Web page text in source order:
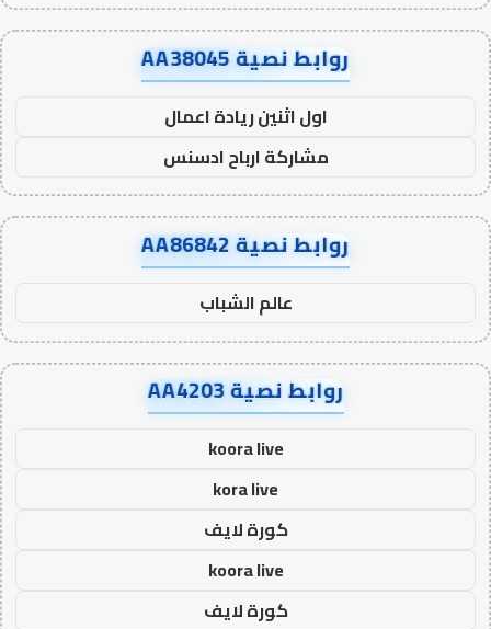
روابط نصية AA38045
اول اثنين ريادة اعمال
مشاركة ارباح ادسنس
روابط نصية AA86842
عالم الشباب
روابط نصية AA4203
koora live
kora live
كورة لايف
koora live
كورة لايف